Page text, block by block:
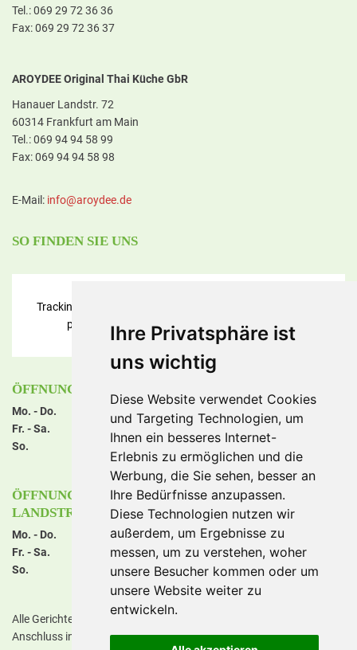
Ihre Privatsphäre ist
uns wichtig
Diese Website verwendet Cookies
und Targeting Technologien, um
Ihnen ein besseres Internet-
Erlebnis zu ermöglichen und die
Werbung, die Sie sehen, besser an
Ihre Bedürfnisse anzupassen.
Diese Technologien nutzen wir
außerdem, um Ergebnisse zu
messen, um zu verstehen, woher
unsere Besucher kommen oder um
unsere Website weiter zu
entwickeln.
Tel.: 069 29 72 36 36
Fax: 069 29 72 36 37
AROYDEE Original Thai Küche GbR
Hanauer Landstr. 72
60314 Frankfurt am Main
Tel.: 069 94 94 58 99
Fax: 069 94 94 58 98
E-Mail: info@aroydee.de
SO FINDEN SIE UNS
Tracking und Performance Cookies werden benötigt! Bitte
prüfen Sie die
Cookie Consent Einstellungen .
ÖFFNUNGSZEITEN FRANKFURT STIFTSTRASSE
Mo. - Do.
11:00 - 22:00 Uhr
Fr. - Sa.
11:00 - 23:00 Uhr
So.
14:00 - 22:00 Uhr
NEU: jeden Sonntag geöffnet!
ÖFFNUNGSZEITEN FRANKFURT HANAUER
LANDSTRASSE
Mo. - Do.
11:00 - 22:00 Uhr
Fr. - Sa.
11:00 - 23:00 Uhr
So.
14:00 - 22:00 Uhr
NEU: jeden Sonntag geöffnet!
Alle Gerichte aus unserer Speisekarte, können online bestellt und im
Anschluss in der gewünschten Filiale abgeholt werden.